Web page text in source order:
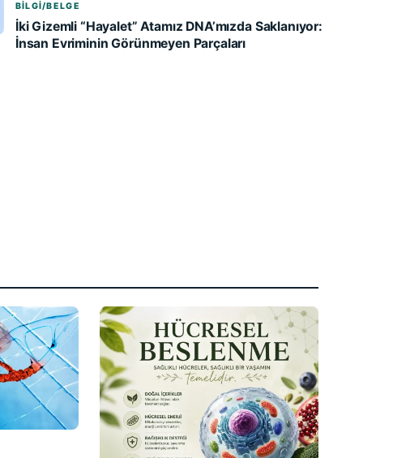
BILGI/BELGE
İki Gizemli “Hayalet” Atamız DNA’mızda Saklanıyor:
İnsan Evriminin Görünmeyen Parçaları